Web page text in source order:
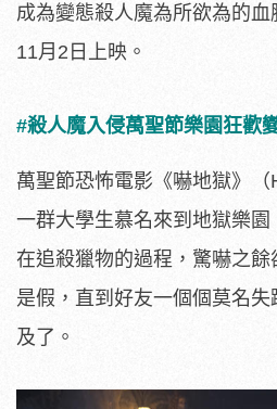
成為變態殺人魔為所欲為的
11月2日上映。
#殺人魔入侵萬聖節樂園狂歡
萬聖節恐怖電影《嚇地獄》
一群大學生慕名來到地獄樂園
在追殺獵物的過程， 驚嚇之餘
是假， 直到好友一個個莫名
及了。